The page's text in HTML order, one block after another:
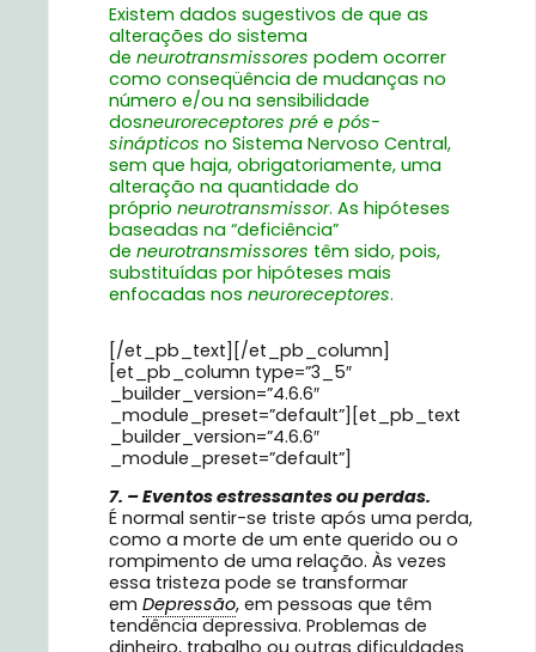
Existem dados sugestivos de que as
alterações do sistema
de neurotransmissores podem ocorrer
como conseqüência de mudanças no
número e/ou na sensibilidade
dosneuroreceptores pré e pós-
sinápticos no Sistema Nervoso Central,
sem que haja, obrigatoriamente, uma
alteração na quantidade do
próprio neurotransmissor. As hipóteses
baseadas na “deficiência”
de neurotransmissores têm sido, pois,
substituídas por hipóteses mais
enfocadas nos neuroreceptores.
[/et_pb_text][/et_pb_column]
[et_pb_column type=”3_5″
_builder_version=”4.6.6″
_module_preset=”default”][et_pb_text
_builder_version=”4.6.6″
_module_preset=”default”]
7. – Eventos estressantes ou perdas.
É normal sentir-se triste após uma perda,
como a morte de um ente querido ou o
rompimento de uma relação. Às vezes
essa tristeza pode se transformar
em Depressão, em pessoas que têm
tendência depressiva. Problemas de
dinheiro, trabalho ou outras dificuldades